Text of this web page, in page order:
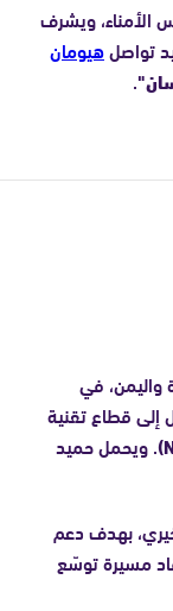
الأمناء، ويشرف
تواصلهيومان
.
في
إلى قطاع تقنية
. ويحمل حميد
بهدف دعم
مسيرة توسّع